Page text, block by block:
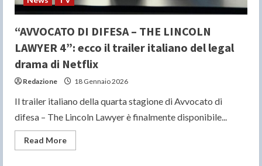
“AVVOCATO DI DIFESA – THE LINCOLN
LAWYER 4”: ecco il trailer italiano del legal
drama di Netflix
Redazione 18 Gennaio 2026
Il trailer italiano della quarta stagione di Avvocato di
difesa – The Lincoln Lawyer è finalmente disponibile...
Read MoreRead
more